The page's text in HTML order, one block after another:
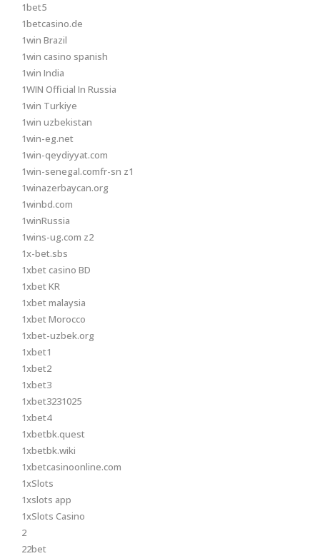
1bet5
1betcasino.de
1win Brazil
1win casino spanish
1win India
1WIN Official In Russia
1win Turkiye
1win uzbekistan
1win-eg.net
1win-qeydiyyat.com
1win-senegal.comfr-sn z1
1winazerbaycan.org
1winbd.com
1winRussia
1wins-ug.com z2
1x-bet.sbs
1xbet casino BD
1xbet KR
1xbet malaysia
1xbet Morocco
1xbet-uzbek.org
1xbet1
1xbet2
1xbet3
1xbet3231025
1xbet4
1xbetbk.quest
1xbetbk.wiki
1xbetcasinoonline.com
1xSlots
1xslots app
1xSlots Casino
2
22bet